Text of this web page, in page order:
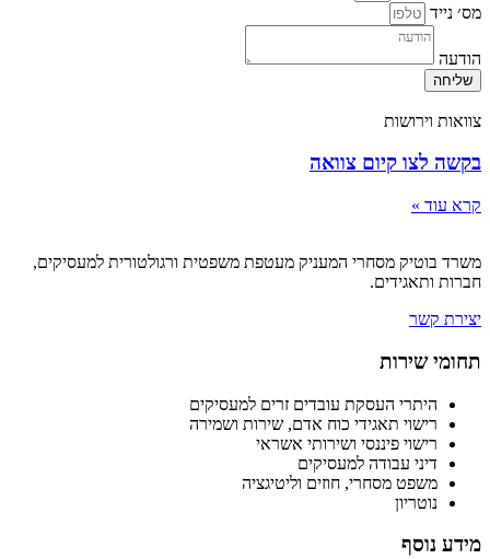
מס׳ נייד
הודעה
שליחה
צוואות וירושות
בקשה לצו קיום צוואה
קרא עוד »
משרד בוטיק מסחרי המעניק מעטפת משפטית ורגולטורית למעסיקים,
חברות ותאגידים.
יצירת קשר
תחומי שירות
היתרי העסקת עובדים זרים למעסיקים
רישוי תאגידי כוח אדם, שירות ושמירה
רישוי פיננסי ושירותי אשראי
דיני עבודה למעסיקים
משפט מסחרי, חוזים וליטיגציה
נוטריון
מידע נוסף